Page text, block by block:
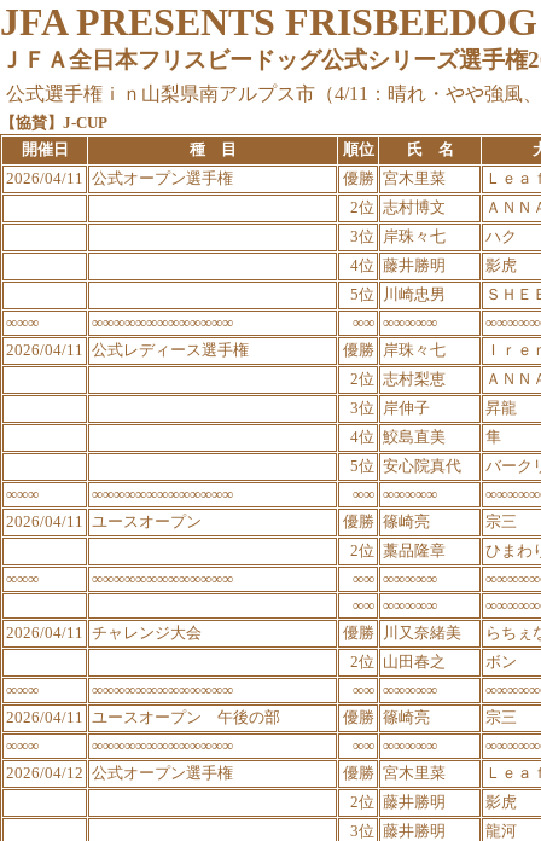
JFA PRESENTS
ＪＦＡ全日本フリスビードッグ公式シリーズ選手権
公式選手権ｉｎ山梨県南アルプス市（4/11：晴れ・やや強風
【協賛】J-CUP
開催日
種 目 順位 氏 名
2026/04/11 公式オープン選手権 優勝 宮木里菜
Ｌｅａ
2位 志村博文
ＡＮＮ
3位
岸珠々七
ハク
4位
藤井勝明
影虎
5位
川崎忠男
ＳＨＥ
∞∞∞
∞∞∞∞∞∞∞∞∞∞∞∞∞ ∞∞ ∞∞∞∞∞
2026/04/11 公式レディース選手権 優勝 岸珠々七
Ｉｒｅ
2位 志村梨恵
ＡＮＮ
3位
岸伸子
昇龍
4位 鮫島直美
隼
5位 安心院真代
バーク
∞∞∞
∞∞∞∞∞∞∞∞∞∞∞∞∞ ∞∞ ∞∞∞∞∞
2026/04/11 ユースオープン 優勝 篠崎亮
宗三
2位 藁品隆章
ひまわ
∞∞∞
∞∞∞∞∞∞∞∞∞∞∞∞∞ ∞∞ ∞∞∞∞∞
∞∞ ∞∞∞∞∞
2026/04/11 チャレンジ大会 優勝 川又奈緒美
らちぇ
2位
山田春之
ボン
∞∞∞
∞∞∞∞∞∞∞∞∞∞∞∞∞ ∞∞ ∞∞∞∞∞
2026/04/11 ユースオープン 午後の部 優勝 篠崎亮
宗三
∞∞∞
∞∞∞∞∞∞∞∞∞∞∞∞∞ ∞∞ ∞∞∞∞∞
2026/04/12 公式オープン選手権 優勝 宮木里菜
Ｌｅａ
2位
藤井勝明
影虎
3位
藤井勝明
龍河